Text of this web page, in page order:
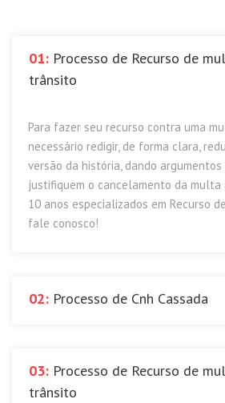
01: Processo de Recurso de
trânsito
Para fazer seu recurso contra uma
necessário redigir, de forma clara,
versão da história, dando
justifiquem o cancelamento da multa
10 anos especializados em Recurso
fale conosco!
02: Processo de Cnh Cassada
03: Processo de Recurso de
trânsito